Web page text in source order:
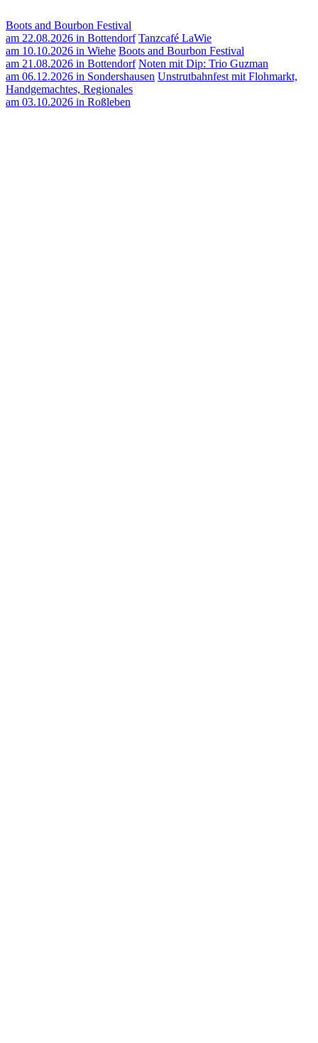
Boots and Bourbon Festival
am 22.08.2026 in Bottendorf Tanzcafé LaWie
am 10.10.2026 in Wiehe Boots and Bourbon Festival
am 21.08.2026 in Bottendorf Noten mit Dip: Trio Guzman
am 06.12.2026 in Sondershausen Unstrutbahnfest mit Flohmarkt,
Handgemachtes, Regionales
am 03.10.2026 in Roßleben